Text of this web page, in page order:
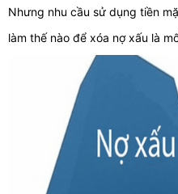
Nhưng nhu cầu sử dụng tiền
làm thế nào để xóa nợ xấu là